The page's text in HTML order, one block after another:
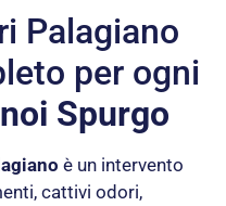
Palagiano
per ogni
Spurgo
è un intervento
cattivi odori,